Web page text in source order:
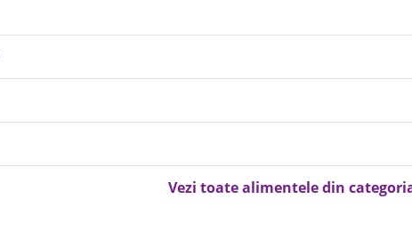
Vezi toate alimentele din